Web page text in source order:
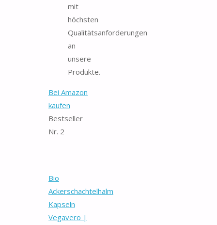
mit
höchsten
Qualitätsanforderungen
an
unsere
Produkte.
Bei Amazon
kaufen
Bestseller
Nr. 2
Bio
Ackerschachtelhalm
Kapseln
Vegavero |